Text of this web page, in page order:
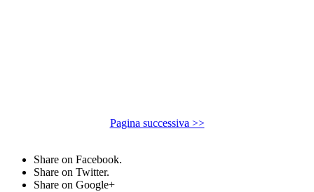
Pagina successiva >>
Share on Facebook.
Share on Twitter.
Share on Google+